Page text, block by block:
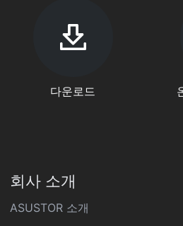
다운로드
회사 소개
ASUSTOR 소개